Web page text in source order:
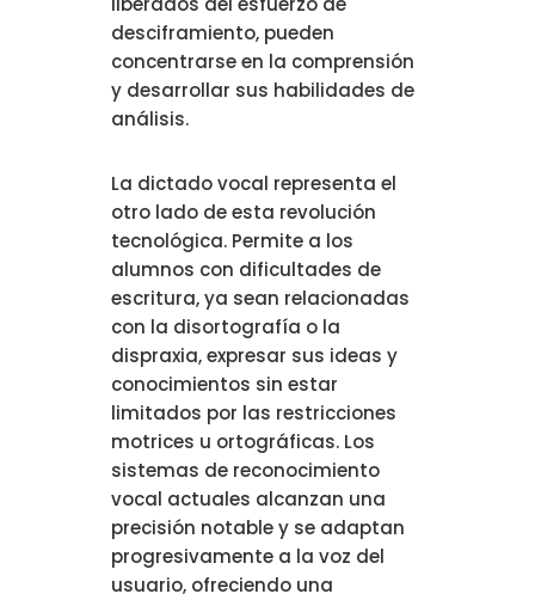
desciframiento, pueden
concentrarse en la comprensión
y desarrollar sus habilidades de
análisis.
La dictado vocal representa el
otro lado de esta revolución
tecnológica. Permite a los
alumnos con dificultades de
escritura, ya sean relacionadas
con la disortografía o la
dispraxia, expresar sus ideas y
conocimientos sin estar
limitados por las restricciones
motrices u ortográficas. Los
sistemas de reconocimiento
vocal actuales alcanzan una
precisión notable y se adaptan
progresivamente a la voz del
usuario, ofreciendo una